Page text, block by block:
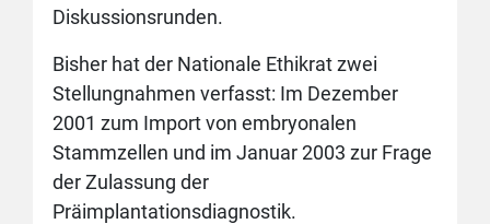
Diskussionsrunden.
Bisher hat der Nationale Ethikrat zwei
Stellungnahmen verfasst: Im Dezember
2001 zum Import von embryonalen
Stammzellen und im Januar 2003 zur Frage
der Zulassung der
Präimplantationsdiagnostik.